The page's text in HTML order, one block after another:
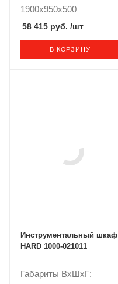
1900x950x500
58 415 руб. /шт
В КОРЗИНУ
Инструментальный шкаф
HARD 1000-021011
Габариты ВxШxГ: